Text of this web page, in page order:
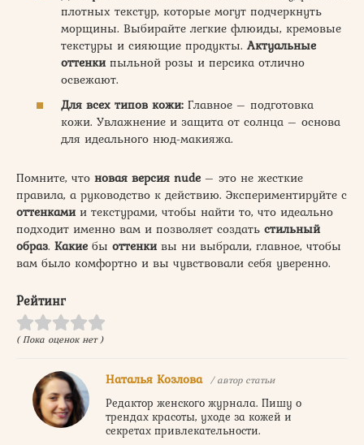
плотных текстур, которые могут подчеркнуть
морщины. Выбирайте легкие флюиды, кремовые
текстуры и сияющие продукты.Актуальные
оттенкипыльной розы и персика отлично
освежают.
Для всех типов кожи: Главное – подготовка
кожи. Увлажнение и защита от солнца – основа
для идеального нюд-макияжа.
Помните, что новая версия nude – это не жесткие
правила, а руководство к действию. Экспериментируйте с
оттенкамии текстурами, чтобы найти то, что идеально
подходит именно вам и позволяет создать стильный
образ. Какие бы оттенкивы ни выбрали, главное, чтобы
вам было комфортно и вы чувствовали себя уверенно.
Рейтинг
( Пока оценок нет )
Наталья Козлова / автор статьи
Редактор женского журнала. Пишу о
трендах красоты, уходе за кожей и
секретах привлекательности.